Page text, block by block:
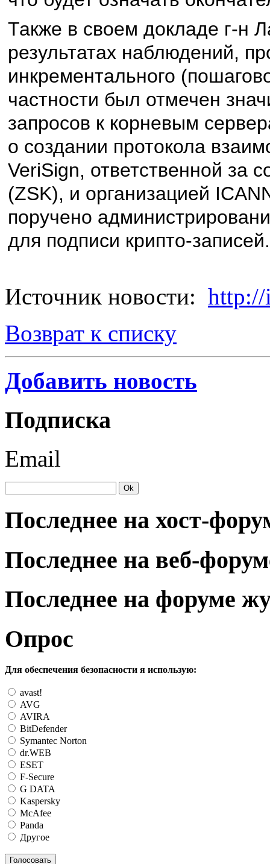
Также в своем докладе г-н
результатах наблюдений,
инкрементального
частности был отмечен
запросов к корневым
о создании протокола
VeriSign, ответственной за
(ZSK), и организацией
поручено
для подписи крипто-записей.
Источник новости:
Возврат к списку
Добавить новость
Подписка
Email
Последнее на хост-
Последнее на веб-
Последнее на форуме
Опрос
Для обеспечения безопасности я использую:
avast!
AVG
AVIRA
BitDefender
Symantec Norton
dr.WEB
ESET
F-Secure
G DATA
Kaspersky
McAfee
Panda
Другое